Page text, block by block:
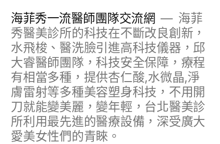
海菲秀一流醫師團隊交流網
海菲
秀醫美診所的科技在不斷改良創新，
水飛梭、醫洗臉引進高科技儀器，邱
大睿醫師團隊，科技安全保障，療程
有相當多種，提供杏仁酸,水微晶,淨
膚雷射等多種美容塑身科技，不用開
刀就能變美麗，變年輕，台北醫美診
所利用最先進的醫療設備，深受廣大
愛美女性們的青睞。